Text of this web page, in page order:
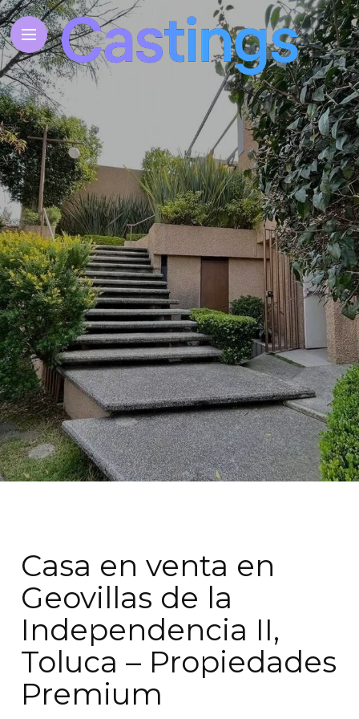
Casa en venta en
Geovillas de la
Independencia II,
Toluca – Propiedades
Premium